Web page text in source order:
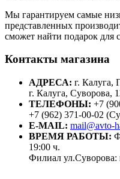
Мы гарантируем самые
представленных
сможет найти подарок для
Контакты магазина
АДРЕСА: г. Калуга,
г. Калуга, Суворова,
ТЕЛЕФОНЫ: +7
+7 (962) 371-00-02
E-MAIL: mail@avto-
ВРЕМЯ РАБОТЫ:
19:00 ч.
Филиал ул.Суворова: